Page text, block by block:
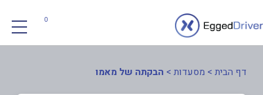
0
דף הבית > מסעדות > הבקתה של מאמו